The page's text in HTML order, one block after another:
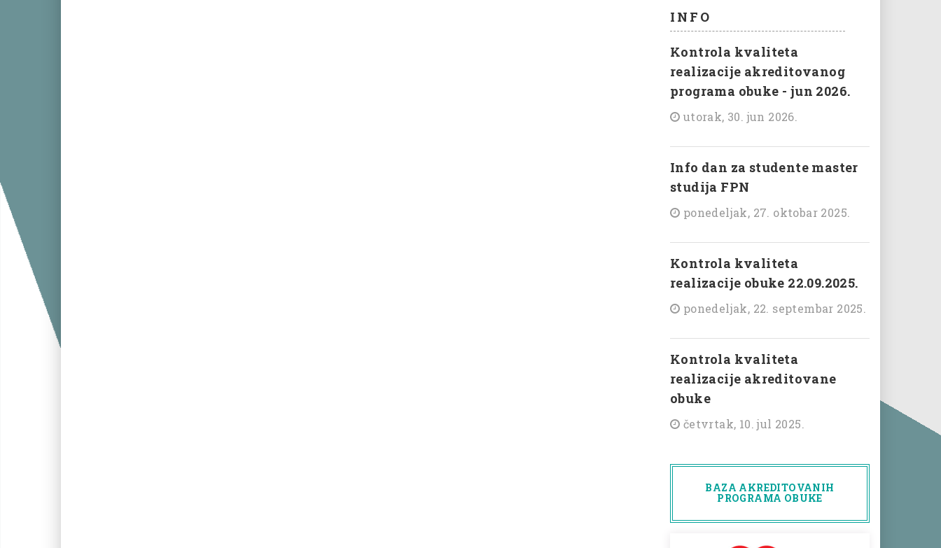
INFO
Kontrola kvaliteta
realizacije akreditovanog
programa obuke - jun 2026.
utorak, 30. jun 2026.
Info dan za studente master
studija FPN
ponedeljak, 27. oktobar 2025.
Kontrola kvaliteta
realizacije obuke 22.09.2025.
ponedeljak, 22. septembar 2025.
Kontrola kvaliteta
realizacije akreditovane
obuke
četvrtak, 10. jul 2025.
BAZA AKREDITOVANIH
PROGRAMA OBUKE